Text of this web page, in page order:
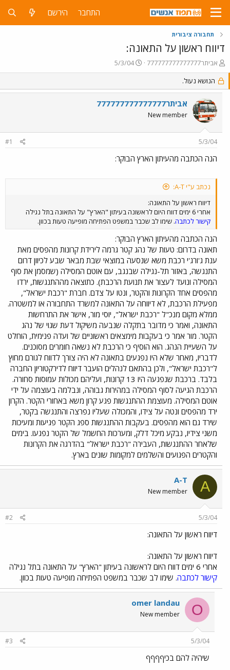
התחבר הירשם
תחבורה ציבורית
דיווח ראשון על התאונה:
פ
ו
ת
ח
נ
אביתר777777777777777
פ
ו
ס
ם
ב
ך
5/3/04
הנושא נעול.
אביתר777777777777777
New member
5/3/04
#1
הנה הכתבה מהעיתון הארץ הבוקר:
נכתב ע"י A-T:
דיווח ראשון על התאונה:
אחרי 6 ימים דווח היום לראשונה בעיתון "הארץ" על התאונה בתל נגילה
קישור לכתבה. שימו לב שכבר במשפט הפתיחה מופיעה טעות בכוון.
הנה הכתבה מהעיתון הארץ הבוקר:
תאונה בדרום: טעות של נהג קטר גרמה לירידת קרונות מהפסים מאת
ענת ג'ורג'י רכבת משא שנסעה במוצאי שבת מבאר שבע לכיוון דרום
התנגשה, באזור תל-נגילה שבנגב, עם אוטם המסילה (שמסמן את סוף
המסילה ונועד לעצור את תנועת הרכבת). כתוצאה מההתנגשות, ירדו
מהפסים אחד הקרונות והקטר, ונטו על צדם. חברת "רכבת ישראל",
מפעילת הרכבת, לא דיווחה על התאונה למשרד התחבורה או למשטרה.
ממלא מקום מנכ"ל "רכבת ישראל", יוסי מור, אישר את התרחשות
התאונה, ואמר כי מדובר בתקלה שנבעה משיקול דעת שגוי של נהג
הקטר. מור אמר כי בעקבות מימצאים ראשוניים של ועדה פנימית, הוחלט
על השעיית הנהג. הוא הוסיף כי הרכבת לא נשאה חומרים מסוכנים.
לדבריו, מאחר שלא היו נפגעים בתאונה לא היה צורך לדווח לגורם מחוץ
ל"רכבת ישראל", ולכן בהתאם לנהלים הועבר דיווח לדירקטוריון החברה
בלבד. ברכבת שנפגעה היו 13 קרונות, ועליהם מכולות עמוסות סחורה.
הרכבת הגיעה לסוף המסילה במהירות גבוהה, ונבלמה בעוצמה על ידי
אוטם המסילה. מעוצמת ההתנגשות פגע קרון משא באחורי הקטר. הקרון
ירד מהפסים ונטה על צידו, והמכולה שעליו נפרצה והתנגשה בקטר,
שירד גם הוא מהפסים. בעקבות ההתנגשות ספג הקטר פגיעות ומעיכות
משני צידיו, נבקע מיכל דלק, ומערכות החשמל של הקטר נפגעו. בימים
שלאחר ההתנגשות, העבירה "רכבת ישראל" בהדרגה את הקרונות
והקטרים הפגועים והשלמים למקומות שונים בארץ.
A
A-T
New member
5/3/04
#2
דיווח ראשון על התאונה:
דיווח ראשון על התאונה:
אחרי 6 ימים דווח היום לראשונה בעיתון "הארץ" על התאונה בתל נגילה
קישור לכתבה. שימו לב שכבר במשפט הפתיחה מופיעה טעות בכוון.
O
omer landau
New member
5/3/04
#3
שיהיה להם בכיףףףף